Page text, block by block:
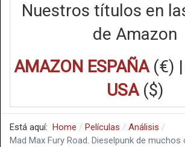
Nuestros títulos en
de Amazon
AMAZON ESPAÑA(€) |
USA($)
Está aquí: Home Películas
Análisis
Mad Max Fury Road. Dieselpunk de